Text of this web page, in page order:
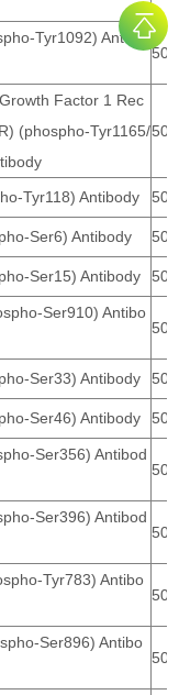
Tyr1092) Antibo
50
Factor 1 Rec
(phospho-Tyr1165/50
Tyr118) Antibody 50
Ser6) Antibody 50
Ser15) Antibody 50
Ser910) Antibo
50
Ser33) Antibody 50
Ser46) Antibody 50
Ser356) Antibod
50
Ser396) Antibod
50
Tyr783) Antibo
50
Ser896) Antibo
50